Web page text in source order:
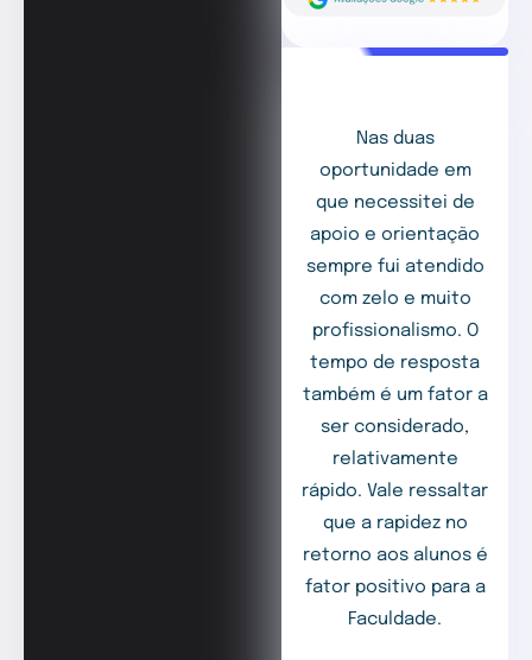
Nas duas
oportunidade em
que necessitei de
apoio e orientação
sempre fui atendido
com zelo e muito
profissionalismo. O
tempo de resposta
também é um fator a
ser considerado,
relativamente
rápido. Vale ressaltar
que a rapidez no
retorno aos alunos é
fator positivo para a
Faculdade.